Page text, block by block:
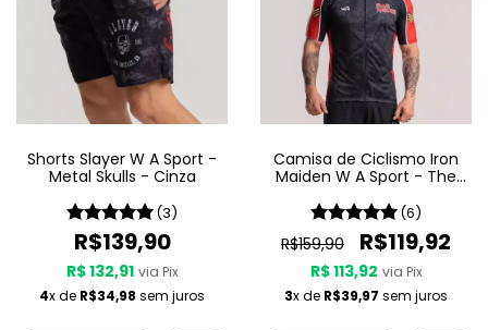
Shorts Slayer W A Sport -
Metal Skulls - Cinza
(3)
R$139,90
R$ 132,91 via Pix
4x de R$34,98 sem juros
Camisa de Ciclismo Iron
Maiden W A Sport - The
(6)
R$159,90 R$119,92
R$ 113,92 via Pix
3x de R$39,97 sem juros